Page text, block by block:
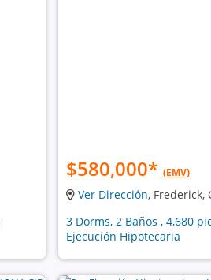
$580,000* (EMV)
Ver Dirección, Frederick,
3 Dorms, 2 Baños , 4,680
Ejecución Hipotecaria